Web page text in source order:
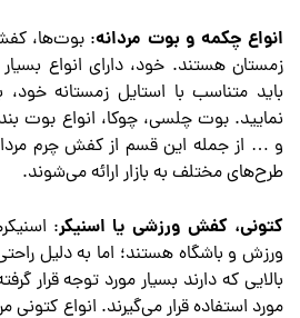
انواع چکمه و بوت مردانه: بوت‌ها،
زمستان هستند. خود، دارای انواع
باید متناسب با استایل زمستانه خود،
نمایید. بوت چلسی، چوکا، انواع بوت
و … از جمله این قسم از کفش چرم
طرح‌های مختلف به بازار ارائه می‌شوند.
کتونی، کفش ورزشی یا اسنیکر:
ورزش و باشگاه هستند؛ اما به دلیل
بالایی که دارند بسیار مورد توجه قرار
مورد استفاده قرار می‌گیرند. انواع کتونی